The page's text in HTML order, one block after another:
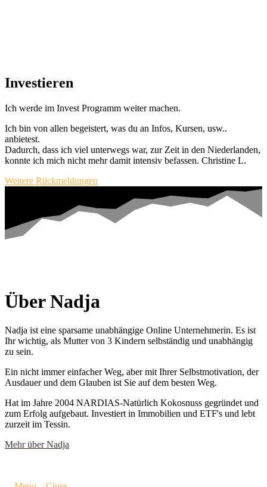
Investieren
Ich werde im Invest Programm weiter machen.
Ich bin von allen begeistert, was du an Infos, Kursen, usw..
anbietest.
Dadurch, dass ich viel unterwegs war, zur Zeit in den Niederlanden,
konnte ich mich nicht mehr damit intensiv befassen. Christine L.
Weitere Rückmeldungen
Über Nadja
Nadja ist eine sparsame unabhängige Online Unternehmerin. Es ist
Ihr wichtig, als Mutter von 3 Kindern selbständig und unabhängig
zu sein.
Ein nicht immer einfacher Weg, aber mit Ihrer Selbstmotivation, der
Ausdauer und dem Glauben ist Sie auf dem besten Weg.
Hat im Jahre 2004 NARDIAS-Natürlich Kokosnuss gegründet und
zum Erfolg aufgebaut. Investiert in Immobilien und ETF's und lebt
zurzeit im Tessin.
Mehr über Nadja